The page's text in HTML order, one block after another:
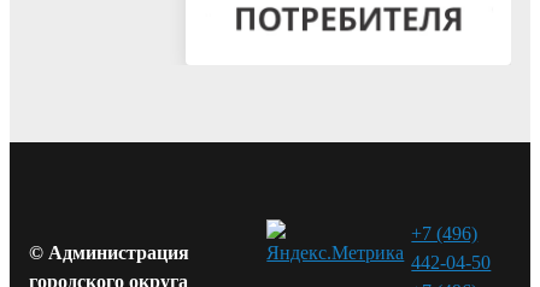
© Администрация
городского округа
+7 (496)
442-04-50